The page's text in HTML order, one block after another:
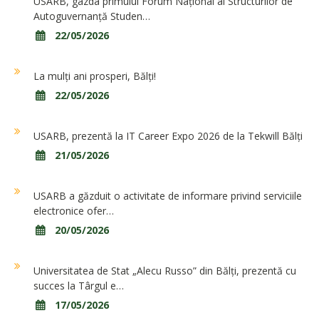
Autoguvernanță Studen…
22/05/2026
La mulți ani prosperi, Bălți!
22/05/2026
USARB, prezentă la IT Career Expo 2026 de la Tekwill Bălți
21/05/2026
USARB a găzduit o activitate de informare privind serviciile
electronice ofer…
20/05/2026
Universitatea de Stat „Alecu Russo” din Bălți, prezentă cu
succes la Târgul e…
17/05/2026